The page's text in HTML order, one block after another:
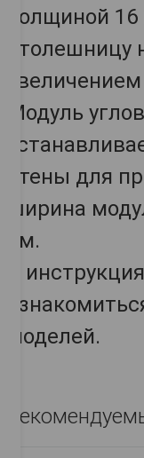
толщиной
столешницу
Модуль
стены для
ширина
см.
С
моделей.